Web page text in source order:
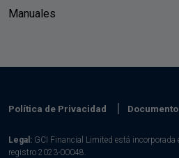
Manuales
Política de Privacidad
Legal: GCI Financial Limited está incorporada
registro 2023-00048.